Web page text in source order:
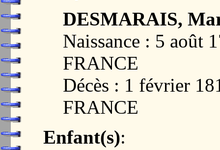
DESMARAIS,
Naissance : 5 août
FRANCE
Décès : 1 février
FRANCE
Enfant(s):